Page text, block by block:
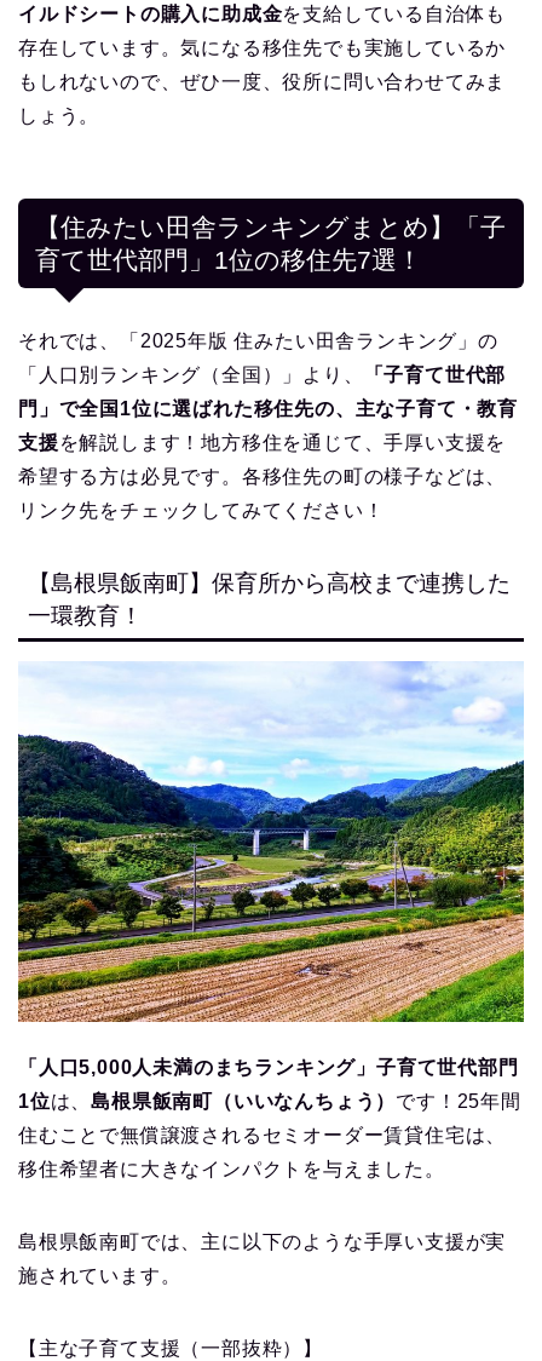
イルドシートの購入に助成金を支給している自治体も
存在しています。気になる移住先でも実施しているか
もしれないので、ぜひ一度、役所に問い合わせてみま
しょう。
【住みたい田舎ランキングまとめ】「子
育て世代部門」1位の移住先7選！
それでは、「2025年版 住みたい田舎ランキング」の
「人口別ランキング（全国）」より、
「子育て世代部
門」で全国1位に選ばれた移住先の、主な子育て・教育
支援を解説します！地方移住を通じて、手厚い支援を
希望する方は必見です。各移住先の町の様子などは、
リンク先をチェックしてみてください！
【島根県飯南町】保育所から高校まで連携した
一環教育！
「人口5,000人未満のまちランキング」子育て世代部門
1位は、島根県飯南町（いいなんちょう） です！25年間
住むことで無償譲渡されるセミオーダー賃貸住宅は、
移住希望者に大きなインパクトを与えました。
島根県飯南町では、主に以下のような手厚い支援が実
施されています。
【主な子育て支援（一部抜粋）】